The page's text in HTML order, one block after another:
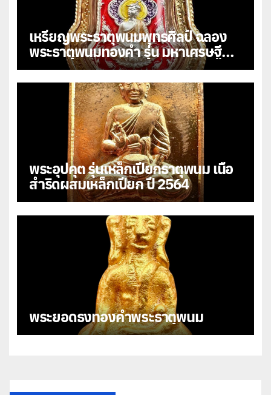
เหรียญพระธาตุพนมพุทธศิลป์ ฉลอง
พระธาตุพนมทองคำ รุ่น มหาเศรษฐี
108
พระอุปคุต รุ่นเหล็กเปียกธาตุพนม เนื้อ
สำริดผสมเหล็กเปียก ปี 2564
พระยอดธงทองคำพระธาตุพนม